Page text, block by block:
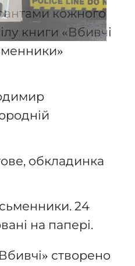
кожного
книги «Вбивчі
обкладинка
24
на папері.
створено